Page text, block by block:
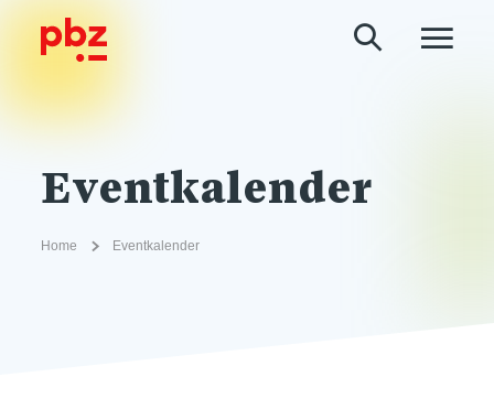
Eventkalender
Home Eventkalender